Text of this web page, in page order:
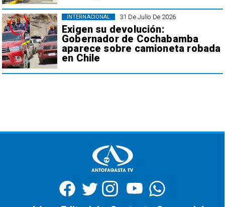
31 De Julio De 2026
Exigen su devolución:
Gobernador de Cochabamba
aparece sobre camioneta robada
en Chile
INTERNACIONAL